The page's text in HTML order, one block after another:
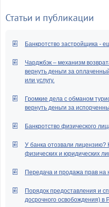
Статьи и публикации
Банкротство застройщика -
Чарджбэк – механизм
вернуть деньги за
или услугу.
Громкие дела с обманом
вернуть деньги за
Банкротство физического
У банка отозвали лицензию?
физических и юридических
Передача и продажа прав на
Порядок предоставления и
досрочного освобождения) в